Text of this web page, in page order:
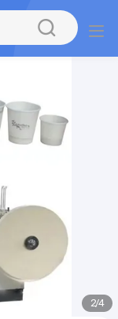
2/4